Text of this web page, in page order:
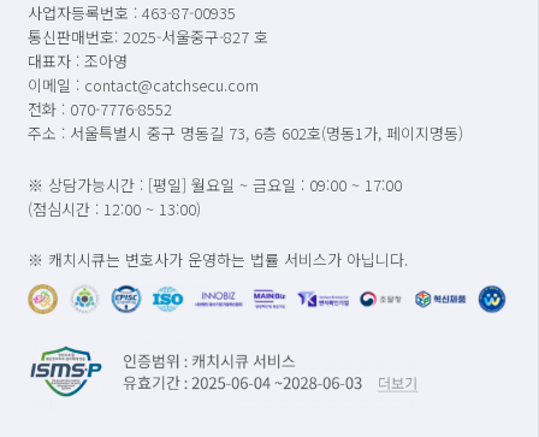
사업자등록번호 : 463-87-00935
통신판매번호: 2025-서울중구-827 호
대표자 : 조아영
이메일 : contact@catchsecu.com
전화 : 070-7776-8552
주소 : 서울특별시 중구 명동길 73, 6층 602호(명동1가, 페이지명동)
※ 상담가능시간 : [평일] 월요일 ~ 금요일 : 09:00 ~ 17:00
(점심시간 : 12:00 ~ 13:00)
※ 캐치시큐는 변호사가 운영하는 법률 서비스가 아닙니다.